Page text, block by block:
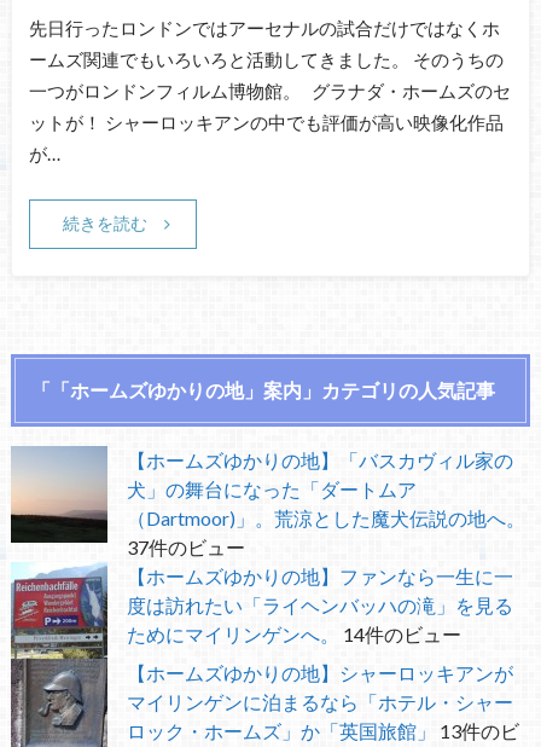
先日行ったロンドンではアーセナルの試合だけではなくホ
ームズ関連でもいろいろと活動してきました。 そのうちの
一つがロンドンフィルム博物館。 グラナダ・ホームズのセ
ットが！ シャーロッキアンの中でも評価が高い映像化作品
が…
続きを読む
「「ホームズゆかりの地」案内」カテゴリの人気記事
【ホームズゆかりの地】「バスカヴィル家の
犬」の舞台になった「ダートムア
（Dartmoor)」。荒涼とした魔犬伝説の地へ。
37件のビュー
【ホームズゆかりの地】ファンなら一生に一
度は訪れたい「ライヘンバッハの滝」を見る
ためにマイリンゲンへ。
14件のビュー
【ホームズゆかりの地】シャーロッキアンが
マイリンゲンに泊まるなら「ホテル・シャー
ロック・ホームズ」か「英国旅館」
13件のビ